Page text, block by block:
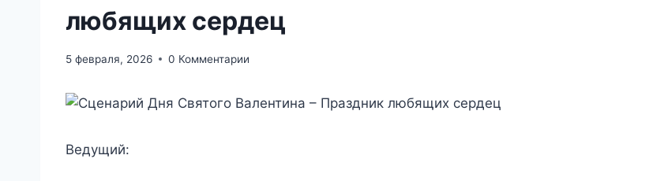
любящих сердец
5 февраля, 2026 0 Комментарии
Ведущий: